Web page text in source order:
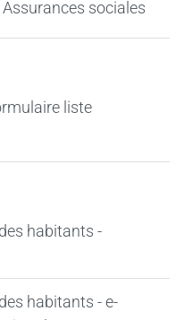
sociales
liste
habitants -
habitants - e-